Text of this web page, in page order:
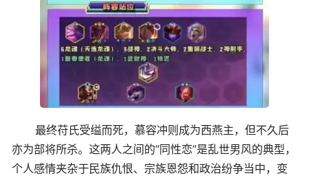
最终苻氏受缢而死，慕容冲则成为西燕主，但不久后
亦为部将所杀。这两人之间的“同性恋”是乱世男风的典型，
个人感情夹杂于民族仇恨、宗族恩怨和政治纷争当中，变